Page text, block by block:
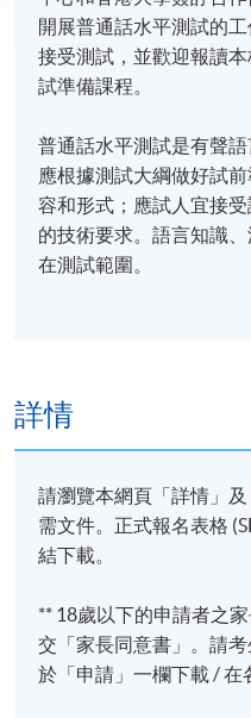
開展普通話水平測試的
接受測試，並歡迎報讀
試準備課程。
普通話水平測試是有聲
應根據測試大綱做好試
容和形式；應試人宜接
的技術要求。語言知識
在測試範圍。
詳情
請瀏覽本網頁「詳情」
需文件。正式報名表格
結下載。
** 18歲以下的申請者之
交「家長同意書」。請
於「申請」一欄下載 / 在